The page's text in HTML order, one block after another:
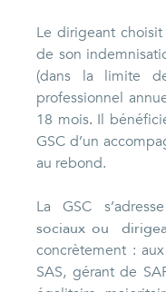
Le dirigeant
de son
(dans la limite
professionnel
18 mois. Il
GSC d’un
au rebond.
La GSC
sociaux ou
concrètement :
SAS, gérant de